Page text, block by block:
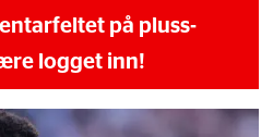
på pluss-
logget inn!